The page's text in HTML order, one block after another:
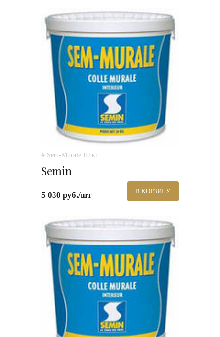
# Sem-Murale 10 кг.
Semin
5 030 руб./шт В КОРЗИНУ